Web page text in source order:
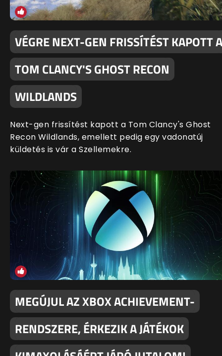
VÉGRE NEXT-GEN FRISSÍTÉST KAPOTT A
TOM CLANCY'S GHOST RECON
WILDLANDS
Next-gen frissítést kapott a Tom Clancy's Ghost
Recon Wildlands, emellett pedig egy vadonatúj
küldetés is vár a Szellemekre.
MEGÚJUL AZ XBOX ACHIEVEMENT-
RENDSZERE, ÉRKEZIK A JÁTÉKOK